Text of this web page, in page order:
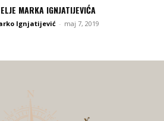
MARKA IGNJATIJEVIĆA
Ignjatijević - maj 7, 2019